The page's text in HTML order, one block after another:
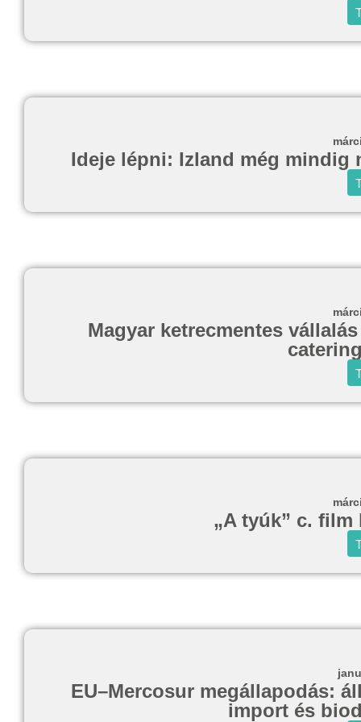
Ideje lépni: Izland még mindig
Magyar ketrecmentes
„A tyúk” c.
EU–Mercosur megállapodás:
import és